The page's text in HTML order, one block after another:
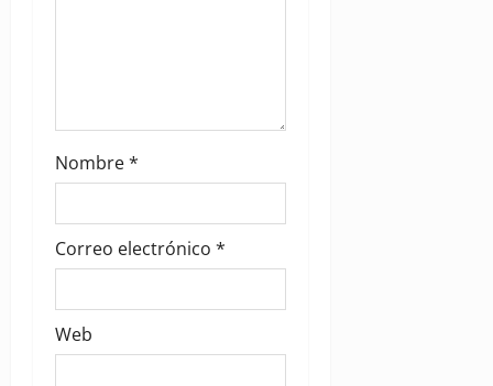
Nombre*
Correo electrónico *
Web